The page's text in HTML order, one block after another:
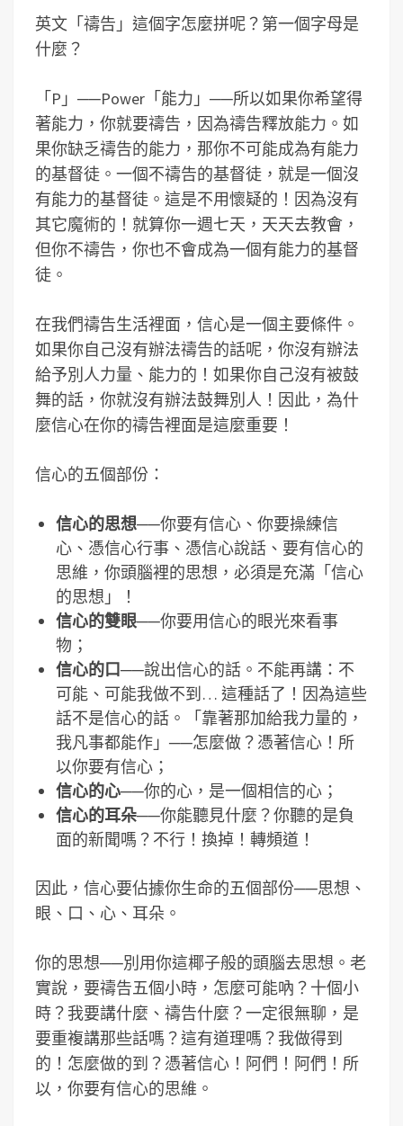
英文「禱告」這個字怎麼拼呢？第一個字母是
什麼？
「P」──Power「能力」──所以如果你希望得
著能力，你就要禱告，因為禱告釋放能力。如
果你缺乏禱告的能力，那你不可能成為有能力
的基督徒。一個不禱告的基督徒，就是一個沒
有能力的基督徒。這是不用懷疑的！因為沒有
其它魔術的！就算你一週七天，天天去教會，
但你不禱告，你也不會成為一個有能力的基督
徒。
在我們禱告生活裡面，信心是一個主要條件。
如果你自己沒有辦法禱告的話呢，你沒有辦法
給予別人力量、能力的！如果你自己沒有被鼓
舞的話，你就沒有辦法鼓舞別人！因此，為什
麼信心在你的禱告裡面是這麼重要！
信心的五個部份：
信心的思想──你要有信心、你要操練信
心、憑信心行事、憑信心說話、要有信心的
思維，你頭腦裡的思想，必須是充滿「信心
的思想」！
信心的雙眼──你要用信心的眼光來看事
物；
信心的口──說出信心的話。不能再講：不
可能、可能我做不到… 這種話了！因為這些
話不是信心的話。「靠著那加給我力量的，
我凡事都能作」──怎麼做？憑著信心！所
以你要有信心；
信心的心──你的心，是一個相信的心；
信心的耳朵──你能聽見什麼？你聽的是負
面的新聞嗎？不行！換掉！轉頻道！
因此，信心要佔據你生命的五個部份──思想、
眼、口、心、耳朵。
你的思想──別用你這椰子般的頭腦去思想。老
實說，要禱告五個小時，怎麼可能吶？十個小
時？我要講什麼、禱告什麼？一定很無聊，是
要重複講那些話嗎？這有道理嗎？我做得到
的！怎麼做的到？憑著信心！阿們！阿們！所
以，你要有信心的思維。